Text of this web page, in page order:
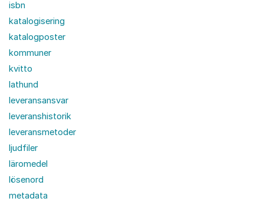
isbn
katalogisering
katalogposter
kommuner
kvitto
lathund
leveransansvar
leveranshistorik
leveransmetoder
ljudfiler
läromedel
lösenord
metadata